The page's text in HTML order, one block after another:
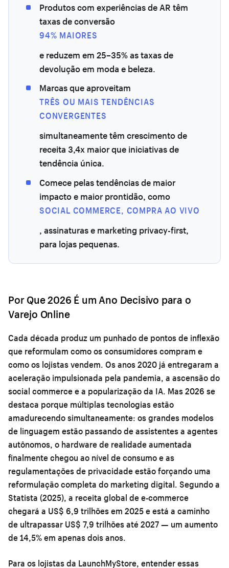
Produtos com experiências de AR têm
taxas de conversão
94% MAIORES
e reduzem em 25–35% as taxas de
devolução em moda e beleza.
Marcas que aproveitam
TRÊS OU MAIS TENDÊNCIAS
CONVERGENTES
simultaneamente têm crescimento de
receita 3,4x maior que iniciativas de
tendência única.
Comece pelas tendências de maior
impacto e maior prontidão, como
SOCIAL COMMERCE, COMPRA AO VIVO
, assinaturas e marketing privacy-first,
para lojas pequenas.
Por Que 2026 É um Ano Decisivo para o
Varejo Online
Cada década produz um punhado de pontos de inflexão
que reformulam como os consumidores compram e
como os lojistas vendem. Os anos 2020 já entregaram a
aceleração impulsionada pela pandemia, a ascensão do
social commerce e a popularização da IA. Mas 2026 se
destaca porque múltiplas tecnologias estão
amadurecendo simultaneamente: os grandes modelos
de linguagem estão passando de assistentes a agentes
autônomos, o hardware de realidade aumentada
finalmente chegou ao nível de consumo e as
regulamentações de privacidade estão forçando uma
reformulação completa do marketing digital. Segundo a
Statista (2025), a receita global de e-commerce
chegará a US$ 6,9 trilhões em 2025 e está a caminho
de ultrapassar US$ 7,9 trilhões até 2027 — um aumento
de 14,5% em apenas dois anos.
Para os lojistas da LaunchMyStore, entender essas